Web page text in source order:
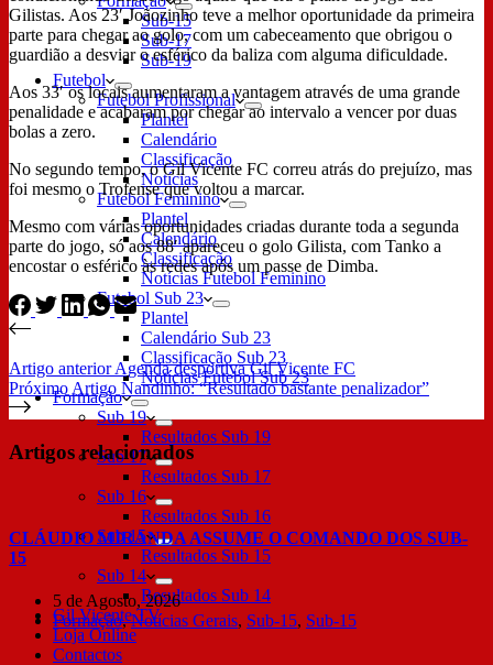
Sub-15
Sub-17
Sub-19
Futebol
Futebol Profissional
Plantel
Calendário
Classificação
Notícias
Futebol Feminino
Plantel
Calendário
Classificação
Notícias Futebol Feminino
Futebol Sub 23
Plantel
Calendário Sub 23
Classificação Sub 23
Notícias Futebol Sub 23
Formação
Sub 19
Resultados Sub 19
Sub 17
Resultados Sub 17
Sub 16
Resultados Sub 16
Sub 15
Resultados Sub 15
Sub 14
Resultados Sub 14
Gil Vicente TV
Loja Online
Contactos
Gilistas. Aos 23′ Joãozinho teve a melhor oportunidade da primeira
parte para chegar ao golo, com um cabeceamento que obrigou o
guardião a desviar o esférico da baliza com alguma dificuldade.
Aos 33′ os locais aumentaram a vantagem através de uma grande
penalidade e acabaram por chegar ao intervalo a vencer por duas
bolas a zero.
No segundo tempo, o Gil Vicente FC correu atrás do prejuízo, mas
foi mesmo o Trofense que voltou a marcar.
Mesmo com várias oportunidades criadas durante toda a segunda
parte do jogo, só aos 88′ apareceu o golo Gilista, com Tanko a
encostar o esférico às redes após um passe de Dimba.
Artigo anteriorAgenda desportiva Gil Vicente FC
Próximo Artigo Nandinho: “Resultado bastante penalizador”
Artigos relacionados
CLÁUDIO MIRANDA ASSUME O COMANDO DOS SUB-
15
5 de Agosto, 2026
Formação,Notícias Gerais, Sub-15, Sub-15